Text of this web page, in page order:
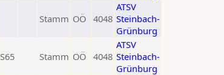
Stamm OÖ 4048
ATSV
Steinbach-
Grünburg
S65 Stamm OÖ 4048
ATSV
Steinbach-
Grünburg